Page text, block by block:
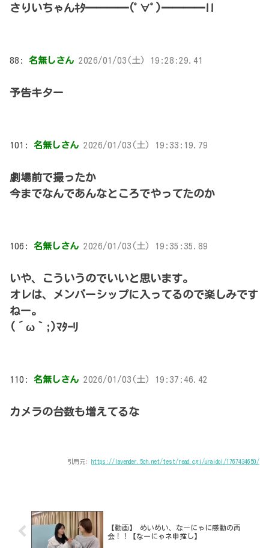
さりいちゃんｷﾀ━━━━(ﾟ∀ﾟ)━━━━!!
88: 名無しさん 2026/01/03(土) 19:28:29.41
予告キター
101: 名無しさん 2026/01/03(土) 19:33:19.79
劇場前で撮ったか
今までなんであんなところでやってたのか
106: 名無しさん 2026/01/03(土) 19:35:35.89
いや、こういうのでいいと思います。
オレは、メンバーシップに入ってるので楽しみです
ねー。
(´ω｀;)ﾏﾀｰﾘ
110: 名無しさん 2026/01/03(土) 19:37:46.42
カメラの台数も増えてるな
引用元: https://lavender.5ch.net/test/read.cgi/uraidol/1767434650/
【動画】 めいめい、なーにゃに感動の再
会！！【なーにゃネ申推し】